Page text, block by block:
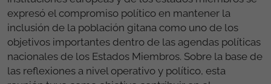
expresó el compromiso político en mantener la
inclusión de la población gitana como uno de los
objetivos importantes dentro de las agendas políticas
nacionales de los Estados Miembros. Sobre la base de
las reflexiones a nivel operativo y político, esta